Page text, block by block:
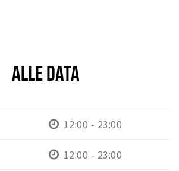
ALLE DATA
12:00 - 23:00
12:00 - 23:00